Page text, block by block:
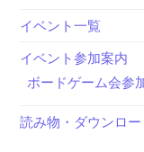
イベント一覧
イベント参加案内
ボードゲーム会参
読み物・ダウンロー